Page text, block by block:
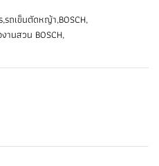
,รถเข็นตัดหญ้า,BOSCH,
านสวน BOSCH,